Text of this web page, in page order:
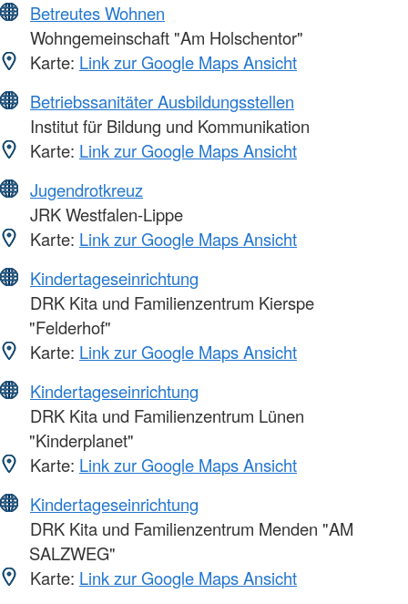
Betreutes Wohnen
Wohngemeinschaft "Am Holschentor"
Karte: Link zur Google Maps Ansicht
Betriebssanitäter Ausbildungsstellen
Institut für Bildung und Kommunikation
Karte: Link zur Google Maps Ansicht
Jugendrotkreuz
JRK Westfalen-Lippe
Karte: Link zur Google Maps Ansicht
Kindertageseinrichtung
DRK Kita und Familienzentrum Kierspe
"Felderhof"
Karte: Link zur Google Maps Ansicht
Kindertageseinrichtung
DRK Kita und Familienzentrum Lünen
"Kinderplanet"
Karte: Link zur Google Maps Ansicht
Kindertageseinrichtung
DRK Kita und Familienzentrum Menden "AM
SALZWEG"
Karte: Link zur Google Maps Ansicht